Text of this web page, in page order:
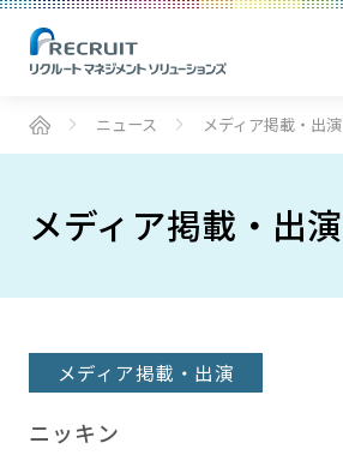
ニュース メディア掲載・出演
メディア掲載・出演
メディア掲載・出演
ニッキン